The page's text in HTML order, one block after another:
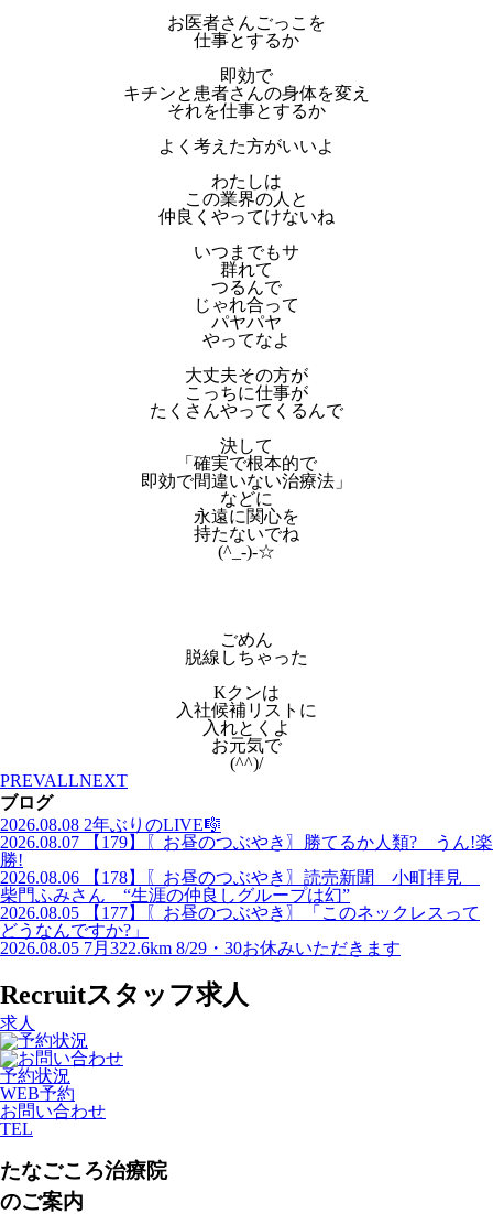
お医者さんごっこを
仕事とするか
即効で
キチンと患者さんの身体を変え
それを仕事とするか
よく考えた方がいいよ
わたしは
この業界の人と
仲良くやってけないね
いつまでもサ
群れて
つるんで
じゃれ合って
パヤパヤ
やってなよ
大丈夫その方が
こっちに仕事が
たくさんやってくるんで
決して
「確実で根本的で
即効で間違いない治療法」
などに
永遠に関心を
持たないでね
(^_-)-☆
ごめん
脱線しちゃった
Kクンは
入社候補リストに
入れとくよ
お元気で
(^^)/
PREVALLNEXT
ブログ
2026.08.08 2年ぶりのLIVE🎼
2026.08.07
【179】〖お昼のつぶやき〗勝てるか人類? うん!楽
勝!
2026.08.06
【178】〖お昼のつぶやき〗読売新聞 小町拝見
柴門ふみさん “生涯の仲良しグループは幻”
2026.08.05
【177】〖お昼のつぶやき〗「このネックレスって
どうなんですか?」
2026.08.05 7月322.6km 8/29・30お休みいただきます
Recruitスタッフ求人
求人
予約状況
WEB予約
お問い合わせ
TEL
たなごころ治療院
のご案内